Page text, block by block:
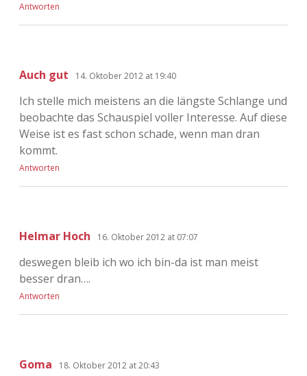
Antworten
Auch gut 14. Oktober 2012 at 19:40
Ich stelle mich meistens an die längste Schlange und
beobachte das Schauspiel voller Interesse. Auf diese
Weise ist es fast schon schade, wenn man dran
kommt.
Antworten
Helmar Hoch 16. Oktober 2012 at 07:07
deswegen bleib ich wo ich bin-da ist man meist
besser dran….
Antworten
Goma 18. Oktober 2012 at 20:43